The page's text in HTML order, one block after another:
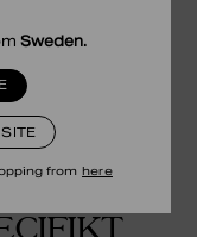
Sweden.
from here